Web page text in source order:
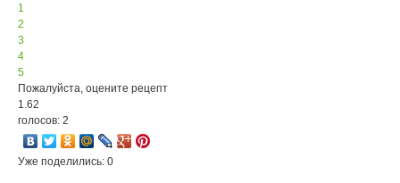
1
2
3
4
5
Пожалуйста, оцените рецепт
1.62
голосов: 2
Уже поделились: 0